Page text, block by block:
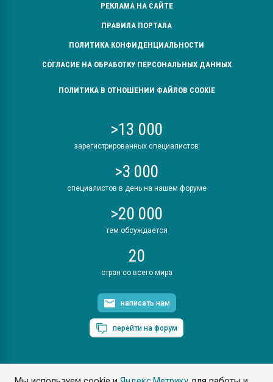
РЕКЛАМА НА САЙТЕ
ПРАВИЛА ПОРТАЛА
ПОЛИТИКА КОНФИДЕНЦИАЛЬНОСТИ
СОГЛАСИЕ НА ОБРАБОТКУ ПЕРСОНАЛЬНЫХ ДАННЫХ
ПОЛИТИКА В ОТНОШЕНИИ ФАЙЛОВ COOKIE
>13 000
зарегистрированных специалистов
>3 000
специалистов в день на нашем форуме
>20 000
тем обсуждается
20
стран со всего мира
написать нам
перейти на форум